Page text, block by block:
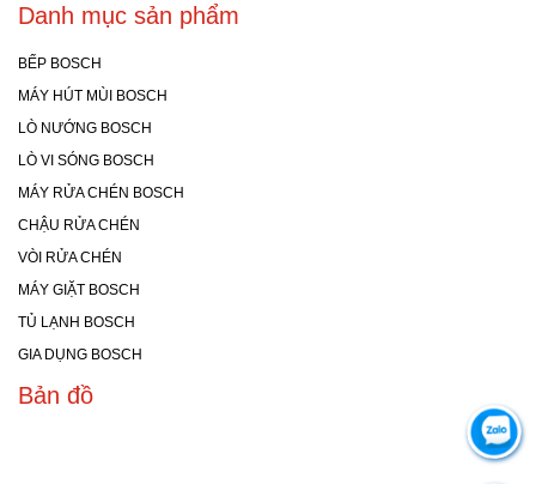
Danh mục sản phẩm
BẾP BOSCH
MÁY HÚT MÙI BOSCH
LÒ NƯỚNG BOSCH
LÒ VI SÓNG BOSCH
MÁY RỬA CHÉN BOSCH
CHẬU RỬA CHÉN
VÒI RỬA CHÉN
MÁY GIẶT BOSCH
TỦ LẠNH BOSCH
GIA DỤNG BOSCH
Bản đồ